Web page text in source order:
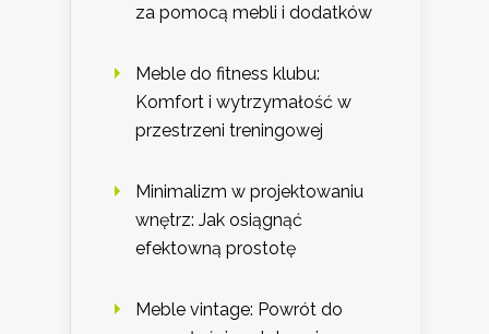
za pomocą mebli i dodatków
Meble do fitness klubu:
Komfort i wytrzymałość w
przestrzeni treningowej
Minimalizm w projektowaniu
wnętrz: Jak osiągnąć
efektowną prostotę
Meble vintage: Powrót do